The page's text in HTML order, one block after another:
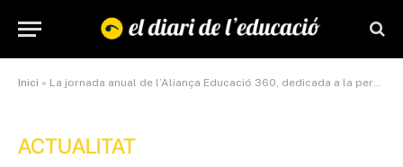
Inici » La jornada anual de l’Aliança Educació 360, dedicada a la perspectiva socioeducativa
ACTUALITAT